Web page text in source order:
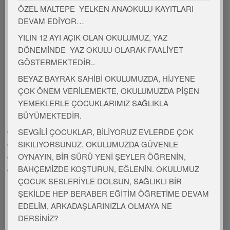
Kalbimize ismi var Kırmızı da rengi var
Şu kocaman yurdumun türkü gibi adı var
( Atatürk ) ( Bayrak )
( Türkiye )
OYUNLAR
Öt kuşum öt
Renkli yumurtalar
Hangi renk kayboldu
Biz dans ederiz
MÜZİK ETKİNLİĞİ
ÖZEL MALTEPE YELKEN ANAOKULU KAYITLARI
DEVAM EDİYOR…
YILIN 12 AYI AÇIK OLAN OKULUMUZ, YAZ
DÖNEMİNDE YAZ OKULU OLARAK FAALİYET
GÖSTERMEKTEDİR..
BEYAZ BAYRAK SAHİBİ OKULUMUZDA, HİJYENE
ÇOK ÖNEM VERİLEMEKTE, OKULUMUZDA PİŞEN
YEMEKLERLE ÇOCUKLARIMIZ SAĞLIKLA
BÜYÜMEKTEDİR.
SEVGİLİ ÇOCUKLAR, BİLİYORUZ EVLERDE ÇOK
SIKILIYORSUNUZ. OKULUMUZDA GÜVENLE
OYNAYIN, BİR SÜRÜ YENİ ŞEYLER ÖĞRENİN,
BAHÇEMİZDE KOŞTURUN, EĞLENİN. OKULUMUZ
ÇOCUK SESLERİYLE DOLSUN, SAĞLIKLI BİR
ŞEKİLDE HEP BERABER EĞİTİM ÖĞRETİME DEVAM
EDELİM, ARKADAŞLARINIZLA OLMAYA NE
DERSİNİZ?